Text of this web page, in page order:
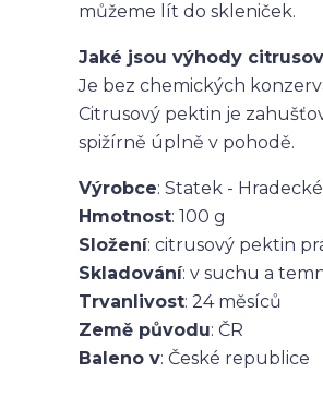
můžeme lít do skleniček.
Jaké jsou výhody
Je bez chemických
Citrusový pektin je
spižírně úplně v pohodě.
Výrobce: Statek -
Hmotnost: 100 g
Složení: citrusový pektin
Skladování: v suchu a
Trvanlivost: 24 měsíců
Země původu: ČR
Baleno v: České republice